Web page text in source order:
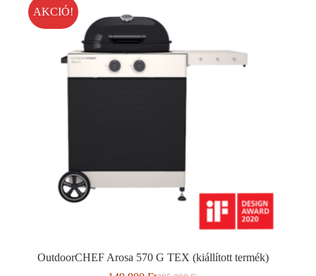
AKCIÓ!
OutdoorCHEF Arosa 570 G TEX (kiállított termék)